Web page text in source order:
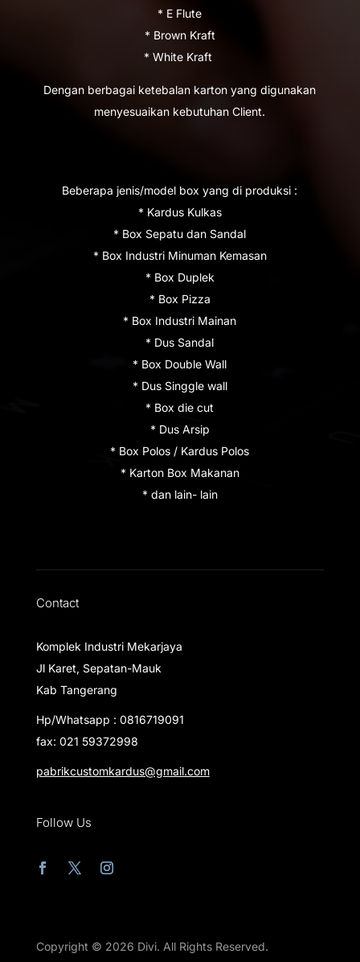
* E Flute
* Brown Kraft
* White Kraft
Dengan berbagai ketebalan karton yang digunakan
menyesuaikan kebutuhan Client.
Beberapa jenis/model box yang di produksi :
* Kardus Kulkas
* Box Sepatu dan Sandal
* Box Industri Minuman Kemasan
* Box Duplek
* Box Pizza
* Box Industri Mainan
* Dus Sandal
* Box Double Wall
* Dus Singgle wall
* Box die cut
* Dus Arsip
* Box Polos / Kardus Polos
* Karton Box Makanan
* dan lain- lain
Contact
Komplek Industri Mekarjaya
Jl Karet, Sepatan-Mauk
Kab Tangerang
Hp/Whatsapp : 0816719091
fax: 021 59372998
pabrikcustomkardus@gmail.com
Follow Us
Copyright © 2026 Divi. All Rights Reserved.